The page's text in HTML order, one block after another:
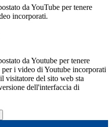
da YouTube per tenere
incorporati.
da Youtube per tenere
i video di Youtube incorporati
visitatore del sito web sta
dell'interfaccia di